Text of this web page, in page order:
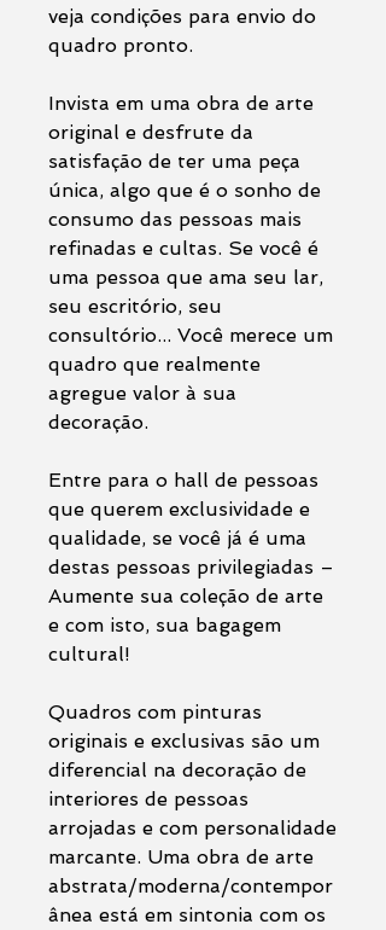
veja condições para envio do
quadro pronto.
Invista em uma obra de arte
original e desfrute da
satisfação de ter uma peça
única, algo que é o sonho de
consumo das pessoas mais
refinadas e cultas. Se você é
uma pessoa que ama seu lar,
seu escritório, seu
consultório... Você merece um
quadro que realmente
agregue valor à sua
decoração.
Entre para o hall de pessoas
que querem exclusividade e
qualidade, se você já é uma
destas pessoas privilegiadas –
Aumente sua coleção de arte
e com isto, sua bagagem
cultural!
Quadros com pinturas
originais e exclusivas são um
diferencial na decoração de
interiores de pessoas
arrojadas e com personalidade
marcante. Uma obra de arte
abstrata/moderna/contempor
ânea está em sintonia com os